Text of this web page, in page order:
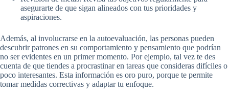
asegurarte de que sigan alineados con tus prioridades y
aspiraciones.
Además, al involucrarse en la autoevaluación, las personas pueden
descubrir patrones en su comportamiento y pensamiento que podrían
no ser evidentes en un primer momento. Por ejemplo, tal vez te des
cuenta de que tiendes a procrastinar en tareas que consideras difíciles o
poco interesantes. Esta información es oro puro, porque te permite
tomar medidas correctivas y adaptar tu enfoque.